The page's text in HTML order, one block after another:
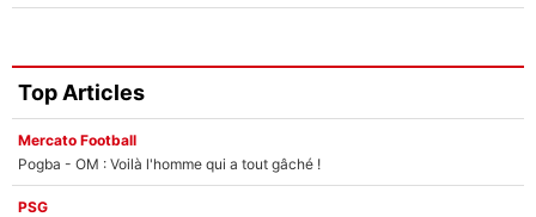
Top Articles
Mercato Football
Pogba - OM : Voilà l'homme qui a tout gâché !
PSG